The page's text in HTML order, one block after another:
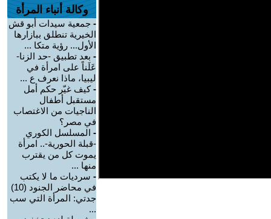
وكالة أنباء المرأة
- جمعية سيدات أبو قش
الخيرية تنطلق ببازارها
الأول... رؤية متكا ...
- بعد تطبيق -حد الزنا-
عَلَناً على امرأة في
ليبيا، ماذا نعرف ع ...
-كيف غيّر حكم أمل
مستقبل أطفال
الناجيات من الاغتصاب
في مصر؟
- المسلسل الكوري
-قبلة الحورية-.. امرأة
يموت كل من يقترب
منها ...
- سرديات ما لا يكتب
في محاضر الجنود (10)
جدتي: المرأة التي سب
...